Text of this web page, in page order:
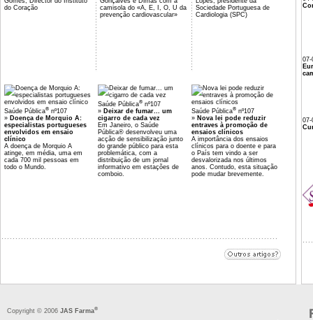
do Coração
camisola do «A, E, I, O, U da
prevenção cardiovascular»
Sociedade Portuguesa de
Cardiologia (SPC)
Saúde Pública® nº107
» Doença de Morquio A:
especialistas portugueses
envolvidos em ensaio
clínico
A doença de Morquio A
atinge, em média, uma em
cada 700 mil pessoas em
todo o Mundo.
Saúde Pública® nº107
» Deixar de fumar... um
cigarro de cada vez
Em Janeiro, o Saúde
Pública® desenvolveu uma
acção de sensibilização junto
do grande público para esta
problemática, com a
distribuição de um jornal
informativo em estações de
comboio.
Saúde Pública® nº107
» Nova lei pode reduzir
entraves à promoção de
ensaios clínicos
A importância dos ensaios
clínicos para o doente e para
o País tem vindo a ser
desvalorizada nos últimos
anos. Contudo, esta situação
pode mudar brevemente.
07-
07-
Copyright © 2006 JAS Farma®